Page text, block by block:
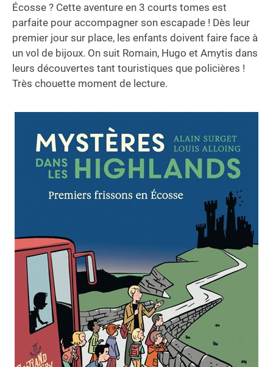
Écosse ? Cette aventure en 3 courts tomes est
parfaite pour accompagner son escapade ! Dès leur
premier jour sur place, les enfants doivent faire face à
un vol de bijoux. On suit Romain, Hugo et Amytis dans
leurs découvertes tant touristiques que policières !
Très chouette moment de lecture.